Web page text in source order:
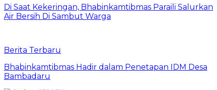
Di Saat Kekeringan, Bhabinkamtibmas Paraili Salurkan
Air Bersih Di Sambut Warga
Berita Terbaru
Bhabinkamtibmas Hadir dalam Penetapan IDM Desa
Bambadaru